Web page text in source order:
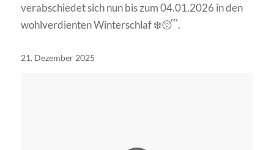
verabschiedet sich nun bis zum 04.01.2026 in den
wohlverdienten Winterschlaf ❄️😴.
21. Dezember 2025